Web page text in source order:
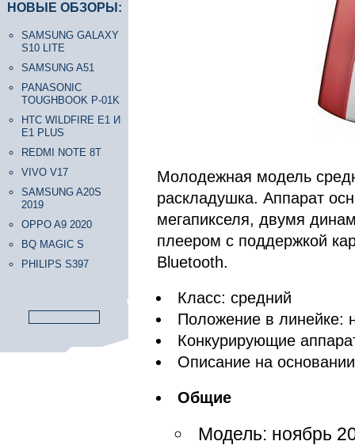
НОВЫЕ ОБЗОРЫ:
SAMSUNG GALAXY
S10 LITE
SAMSUNG A51
PANASONIC
TOUGHBOOK P-01K
HTC WILDFIRE E1 И
E1 PLUS
REDMI NOTE 8T
VIVO V17
SAMSUNG A20S
2019
OPPO A9 2020
BQ MAGIC S
PHILIPS S397
Молодежная модель
раскладушка. Аппарат
мегапикселя, двумя
плеером с поддержкой
Bluetooth.
Класс: средний
Положение в линейке:
Конкурирующие
Описание на
Общие
Модель: ноябрь